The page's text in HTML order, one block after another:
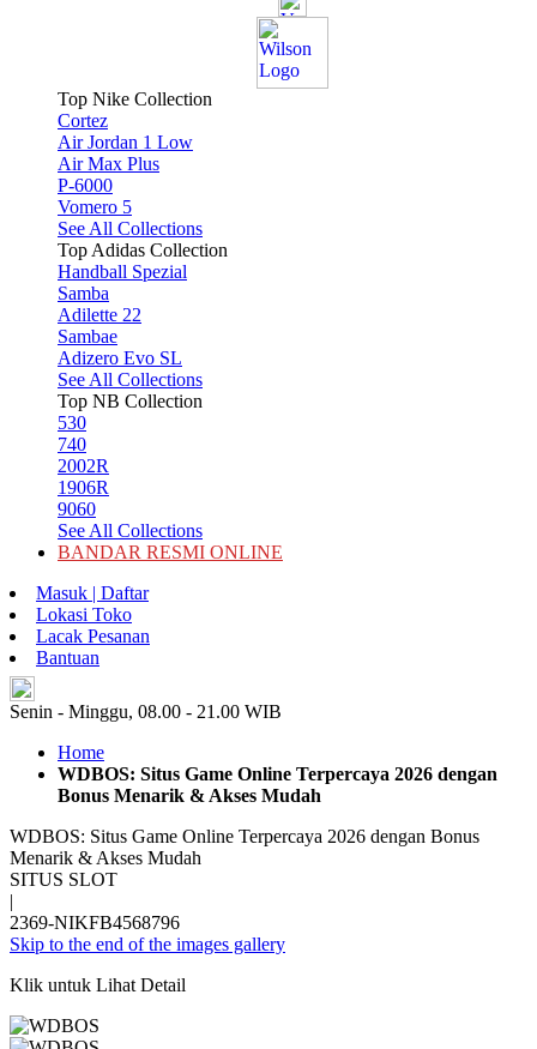
Top Nike Collection
Cortez
Air Jordan 1 Low
Air Max Plus
P-6000
Vomero 5
See All Collections
Top Adidas Collection
Handball Spezial
Samba
Adilette 22
Sambae
Adizero Evo SL
See All Collections
Top NB Collection
530
740
2002R
1906R
9060
See All Collections
BANDAR RESMI ONLINE
Masuk | Daftar
Lokasi Toko
Lacak Pesanan
Bantuan
Senin - Minggu, 08.00 - 21.00 WIB
Home
WDBOS: Situs Game Online Terpercaya 2026 dengan
Bonus Menarik & Akses Mudah
WDBOS: Situs Game Online Terpercaya 2026 dengan Bonus
Menarik & Akses Mudah
SITUS SLOT
|
2369-NIKFB4568796
Skip to the end of the images gallery
Klik untuk Lihat Detail